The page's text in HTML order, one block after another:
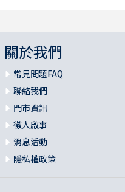
關於我們
常見問題FAQ
聯絡我們
門市資訊
徵人啟事
消息活動
隱私權政策